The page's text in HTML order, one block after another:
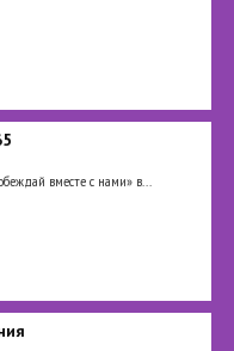
вместе с нами» в...